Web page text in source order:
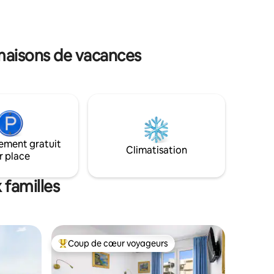
de vacances
gratuit
place
Climatisation
familles
appréciés Coups de cœur voyageurs les plus appréciés
Coup de cœur voyageurs